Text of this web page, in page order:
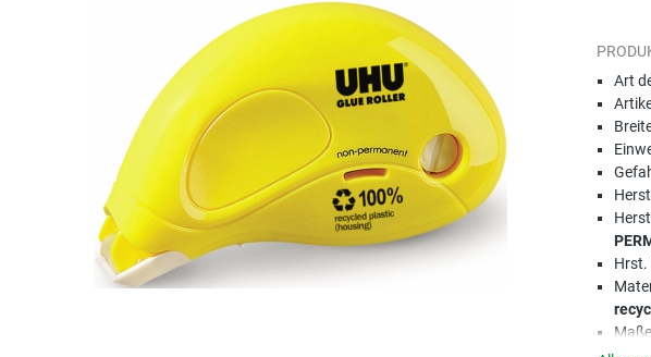
Art